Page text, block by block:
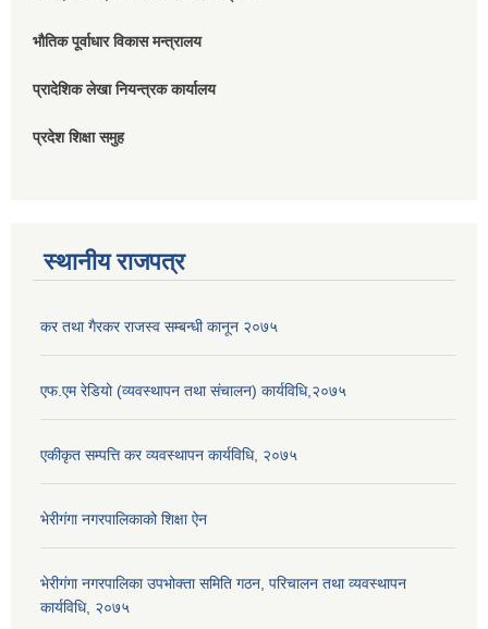
भौतिक पूर्वाधार विकास मन्त्रालय
प्रादेशिक लेखा नियन्त्रक कार्यालय
प्रदेश शिक्षा समुह
स्थानीय राजपत्र
कर तथा गैरकर राजस्व सम्बन्धी कानून २०७५
एफ.एम रेडियो (व्यवस्थापन तथा संचालन) कार्यविधि,२०७५
एकीकृत सम्पत्ति कर व्यवस्थापन कार्यविधि, २०७५
भेरीगंगा नगरपालिकाको शिक्षा ऐन
भेरीगंगा नगरपालिका उपभोक्ता समिति गठन, परिचालन तथा व्यवस्थापन
कार्यविधि, २०७५